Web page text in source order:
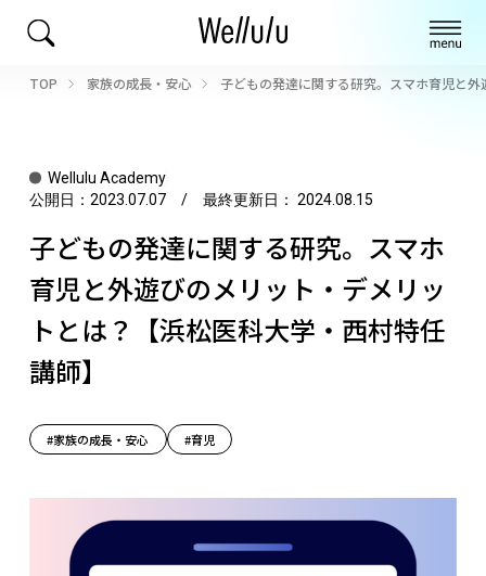
TOP 家族の成長・安心 子どもの発達に関する研究。スマホ育児と
Wellulu Academy
公開日： 2023.07.07/ 最終更新日： 2024.08.15
子どもの発達に関する研究。スマホ
育児と外遊びのメリット・デメリッ
トとは？【浜松医科大学・西村特任
講師】
#家族の成長・安心 #育児